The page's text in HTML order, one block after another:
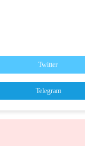
Twitter
Telegram